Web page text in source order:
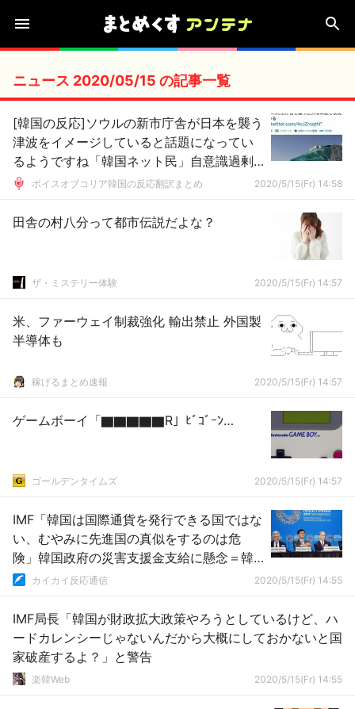
ニュース 2020/05/15 の記事一覧
[韓国の反応]ソウルの新市庁舎が日本を襲う
津波をイメージしていると話題になってい
るようですね「韓国ネット民」自意識過剰
ってこういう事を言うんだろうな
ボイスオブコリア韓国の反応翻訳まとめ 2020/5/15(Fr) 14:58
田舎の村八分って都市伝説だよな？
ザ・ミステリー体験 2020/5/15(Fr) 14:57
米、ファーウェイ制裁強化 輸出禁止 外国製
半導体も
稼げるまとめ速報 2020/5/15(Fr) 14:57
ゲームボーイ「▇▇▇▇▇R」ﾋﾞｺﾞｰﾝ…
ゴールデンタイムズ 2020/5/15(Fr) 14:57
IMF「韓国は国際通貨を発行できる国ではな
い、むやみに先進国の真似をするのは危
険」韓国政府の災害支援金支給に懸念＝韓
国の反応
カイカイ反応通信 2020/5/15(Fr) 14:55
IMF局長「韓国が財政拡大政策やろうとしているけど、ハ
ードカレンシーじゃないんだから大概にしておかないと国
家破産するよ？」と警告
楽韓Web 2020/5/15(Fr) 14:55